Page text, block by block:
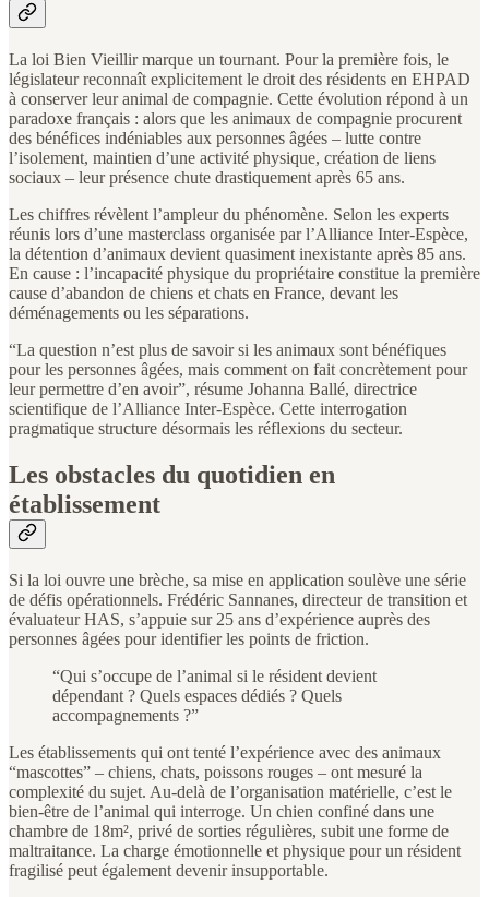
La loi Bien Vieillir marque un tournant. Pour la première fois, le
législateur reconnaît explicitement le droit des résidents en EHPAD
à conserver leur animal de compagnie. Cette évolution répond à un
paradoxe français : alors que les animaux de compagnie procurent
des bénéfices indéniables aux personnes âgées – lutte contre
l’isolement, maintien d’une activité physique, création de liens
sociaux – leur présence chute drastiquement après 65 ans.
Les chiffres révèlent l’ampleur du phénomène. Selon les experts
réunis lors d’une masterclass organisée par l’Alliance Inter-Espèce,
la détention d’animaux devient quasiment inexistante après 85 ans.
En cause : l’incapacité physique du propriétaire constitue la première
cause d’abandon de chiens et chats en France, devant les
déménagements ou les séparations.
“La question n’est plus de savoir si les animaux sont bénéfiques
pour les personnes âgées, mais comment on fait concrètement pour
leur permettre d’en avoir”, résume Johanna Ballé, directrice
scientifique de l’Alliance Inter-Espèce. Cette interrogation
pragmatique structure désormais les réflexions du secteur.
Les obstacles du quotidien en
établissement
Si la loi ouvre une brèche, sa mise en application soulève une série
de défis opérationnels. Frédéric Sannanes, directeur de transition et
évaluateur HAS, s’appuie sur 25 ans d’expérience auprès des
personnes âgées pour identifier les points de friction.
“Qui s’occupe de l’animal si le résident devient
dépendant ? Quels espaces dédiés ? Quels
accompagnements ?”
Les établissements qui ont tenté l’expérience avec des animaux
“mascottes” – chiens, chats, poissons rouges – ont mesuré la
complexité du sujet. Au-delà de l’organisation matérielle, c’est le
bien-être de l’animal qui interroge. Un chien confiné dans une
chambre de 18m², privé de sorties régulières, subit une forme de
maltraitance. La charge émotionnelle et physique pour un résident
fragilisé peut également devenir insupportable.